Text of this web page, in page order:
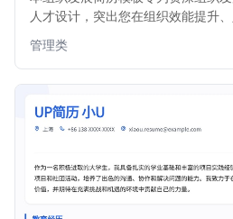
人才设计，突出您在组织效能提升
晰，重点突出，助您在众多求职者
织发展职位。
管理类